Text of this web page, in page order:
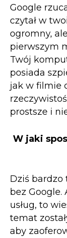
Google
czytał w
ogromny,
pierwszym
Twój
posiada
jak w filmie
prostsze i
W jaki
Dziś
bez Google.
usług, to
temat
aby